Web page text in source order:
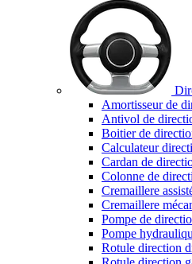
Amortisseur de
Antivol de
Boitier de
Calculateur
Cardan de
Colonne de
Cremaillere
Cremaillere
Pompe de
Pompe
Rotule direction